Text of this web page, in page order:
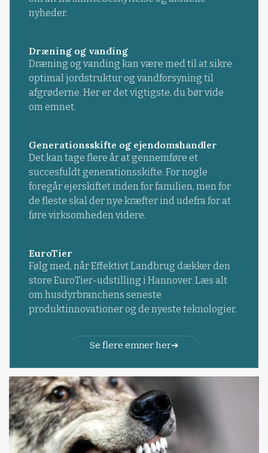
nyheder.
Dræning og vanding
Dræning og vanding kan være med til at sikre
optimal jordstruktur og vandforsyning til
afgrøderne. Her er det vigtigste, du bør vide
om emnet.
Generationsskifte og ejendomshandler
Det kan tage flere år at gennemføre et
succesfuldt generationsskifte. For nogle
foregår ejerskiftet inden for familien, men for
de fleste skal der nye kræfter ind udefra for at
føre virksomheden videre.
EuroTier
Følg med, når Effektivt Landbrug dækker den
store EuroTier-udstilling i Hannover. Læs alt
om husdyrbranchens seneste
produktinnovationer og de nyeste teknologier.
Se flere emner her